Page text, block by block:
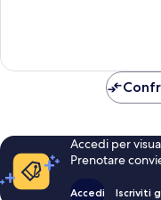
Accedi per
Prenotare
Accedi Iscriviti